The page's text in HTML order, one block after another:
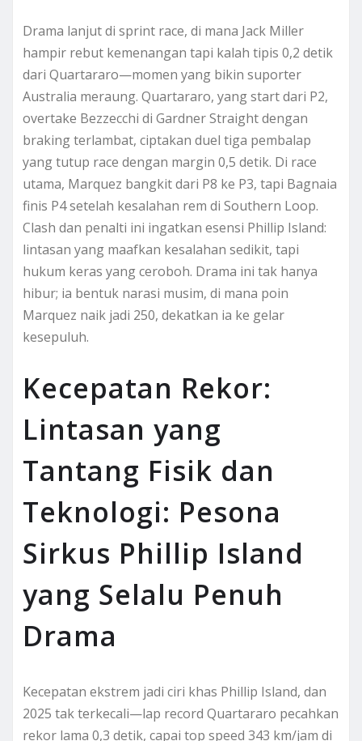
Drama lanjut di sprint race, di mana Jack Miller
hampir rebut kemenangan tapi kalah tipis 0,2 detik
dari Quartararo—momen yang bikin suporter
Australia meraung. Quartararo, yang start dari P2,
overtake Bezzecchi di Gardner Straight dengan
braking terlambat, ciptakan duel tiga pembalap
yang tutup race dengan margin 0,5 detik. Di race
utama, Marquez bangkit dari P8 ke P3, tapi Bagnaia
finis P4 setelah kesalahan rem di Southern Loop.
Clash dan penalti ini ingatkan esensi Phillip Island:
lintasan yang maafkan kesalahan sedikit, tapi
hukum keras yang ceroboh. Drama ini tak hanya
hibur; ia bentuk narasi musim, di mana poin
Marquez naik jadi 250, dekatkan ia ke gelar
kesepuluh.
Kecepatan Rekor:
Lintasan yang
Tantang Fisik dan
Teknologi: Pesona
Sirkus Phillip Island
yang Selalu Penuh
Drama
Kecepatan ekstrem jadi ciri khas Phillip Island, dan
2025 tak terkecali—lap record Quartararo pecahkan
rekor lama 0,3 detik, capai top speed 343 km/jam di